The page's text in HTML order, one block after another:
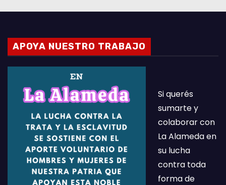
APOYA NUESTRO TRABAJO
Si querés
sumarte y
colaborar con
La Alameda en
su lucha
contra toda
forma de